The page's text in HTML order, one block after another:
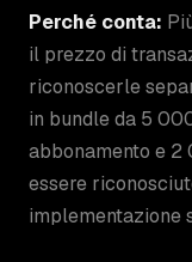
Perché conta:
il prezzo di
riconoscerle
in bundle da 5
abbonamento e
essere
implementazione